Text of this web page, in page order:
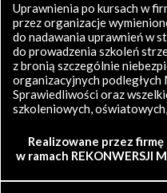
Uprawnienia po kursach w
przez organizacje
do nadawania uprawnień w
do prowadzenia szkoleń
z bronią szczególnie
organizacyjnych
Sprawiedliwości oraz
szkoleniowych,
Realizowane przez
w ramach